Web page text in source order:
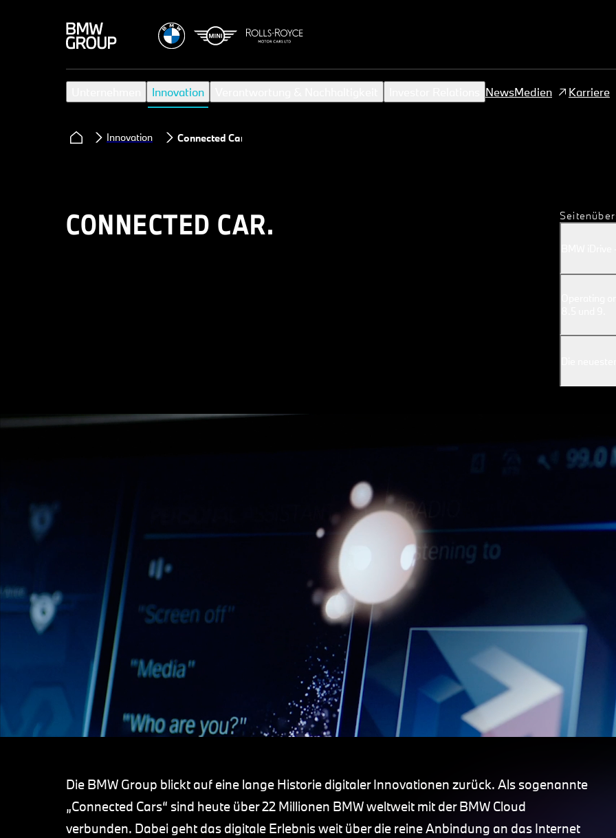
Innovation NewsMedien Karriere
Innovation Connected Car
CONNECTED CAR.
Die BMW Group blickt auf eine lange Historie digitaler Innovationen zurück. Als sogenannte
„Connected Cars“ sind heute über 22 Millionen BMW weltweit mit der BMW Cloud
verbunden. Dabei geht das digitale Erlebnis weit über die reine Anbindung an das Internet